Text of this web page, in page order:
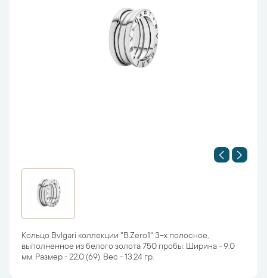
Кольцо Bvlgari коллекции "B.Zero1" 3-х полосное,
выполненное из белого золота 750 пробы. Ширина - 9,0
мм. Размер - 22,0 (69). Вес - 13.24 гр.